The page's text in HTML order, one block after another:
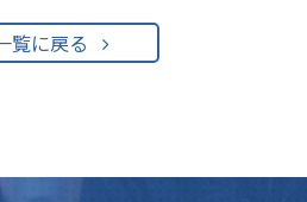
覧に戻る